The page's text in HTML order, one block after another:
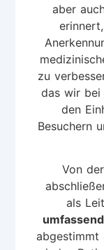
aber
zu
das wir bei
den
Besuchern
Von
als
abgestimmt